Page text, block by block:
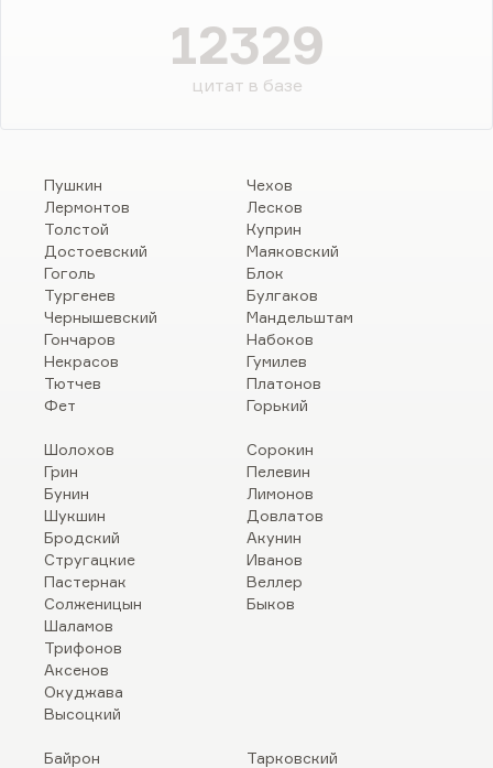
12329
цитат в базе
Пушкин
Лермонтов
Толстой
Достоевский
Гоголь
Тургенев
Чернышевский
Гончаров
Некрасов
Тютчев
Фет
Чехов
Лесков
Куприн
Маяковский
Блок
Булгаков
Мандельштам
Набоков
Гумилев
Платонов
Горький
Шолохов
Грин
Бунин
Шукшин
Бродский
Стругацкие
Пастернак
Солженицын
Шаламов
Трифонов
Аксенов
Окуджава
Высоцкий
Сорокин
Пелевин
Лимонов
Довлатов
Акунин
Иванов
Веллер
Быков
Байрон
Тарковский